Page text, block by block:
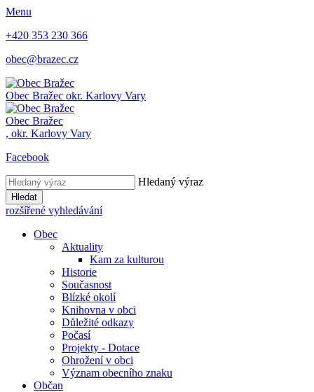
Menu
+420 353 230 366
obec@brazec.cz
Obec Bražec okr. Karlovy Vary
Obec Bražec
, okr. Karlovy Vary
Facebook
Hledaný výraz
Hledat
rozšířené vyhledávání
Obec
Aktuality
Kam za kulturou
Historie
Současnost
Blízké okolí
Knihovna v obci
Důležité odkazy
Počasí
Projekty - Dotace
Ohrožení v obci
Význam obecního znaku
Občan